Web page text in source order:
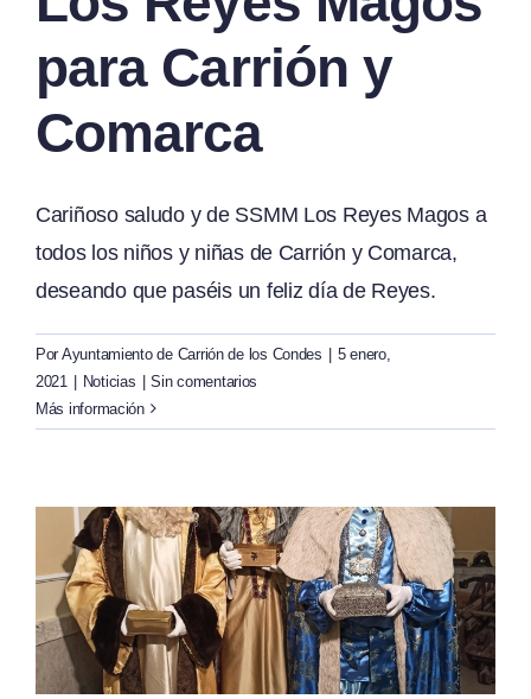
para Carrión y
Comarca
Cariñoso saludo y de SSMM Los Reyes Magos a
todos los niños y niñas de Carrión y Comarca,
deseando que paséis un feliz día de Reyes.
Por Ayuntamiento de Carrión de los Condes
5 enero,
2021
Noticias
Sin comentarios
Más información